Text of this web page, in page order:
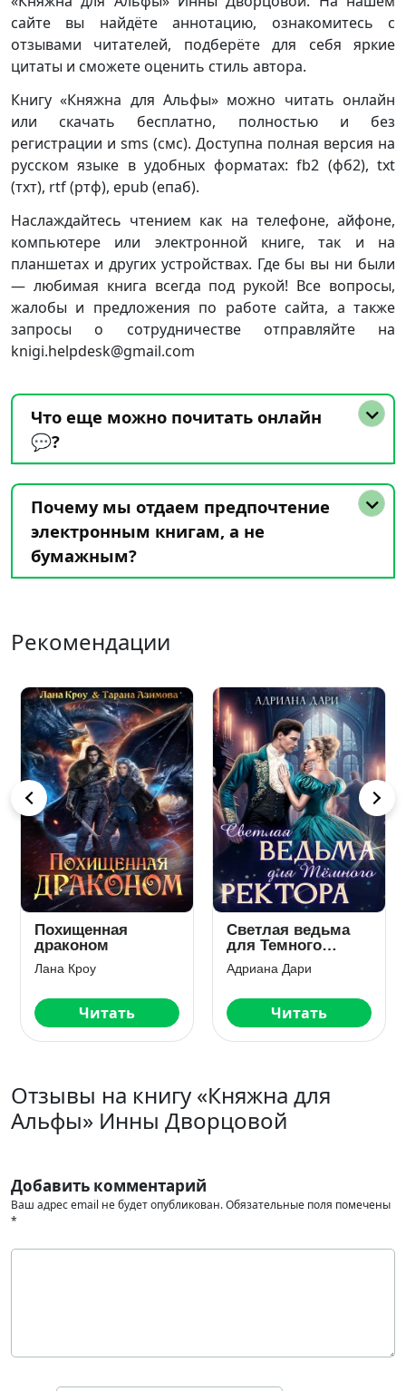
сайте вы найдёте аннотацию, ознакомитесь с
отзывами читателей, подберёте для себя яркие
цитаты и сможете оценить стиль автора.
Книгу «Княжна для Альфы» можно читать онлайн
или скачать бесплатно, полностью и без
регистрации и sms (смс). Доступна полная версия на
русском языке в удобных форматах: fb2 (фб2), txt
(тхт), rtf (ртф), epub (епаб).
Наслаждайтесь чтением как на телефоне, айфоне,
компьютере или электронной книге, так и на
планшетах и других устройствах. Где бы вы ни были
— любимая книга всегда под рукой! Все вопросы,
жалобы и предложения по работе сайта, а также
запросы о сотрудничестве отправляйте на
knigi.helpdesk@gmail.com
Что еще можно почитать онлайн
💬?
Почему мы отдаем предпочтение
электронным книгам, а не
бумажным?
Рекомендации
Похищенная
драконом
Лана Кроу
Читать
Светлая ведьма
для Темного
ректора
Адриана Дари
Читать
Отзывы на книгу «Княжна для
Альфы» Инны Дворцовой
Добавить комментарий
Ваш адрес email не будет опубликован.Обязательные поля помечены
*